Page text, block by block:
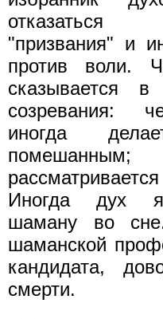
"призвания" и
против воли.
сказывается в
созревания:
иногда
Иногда дух
шаману во
шаманской
кандидата,
смерти.